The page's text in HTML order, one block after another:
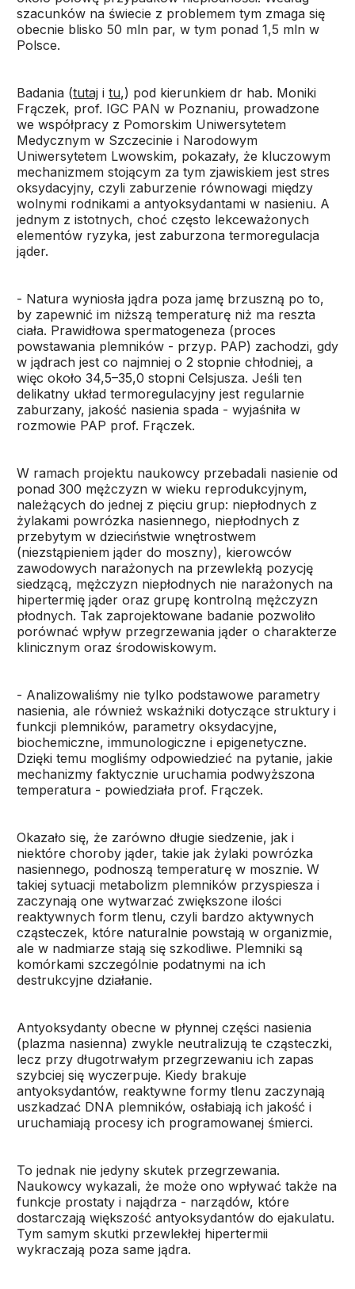
szacunków na świecie z problemem tym zmaga się
obecnie blisko 50 mln par, w tym ponad 1,5 mln w
Polsce.
Badania (tutaj i tu,) pod kierunkiem dr hab. Moniki
Frączek, prof. IGC PAN w Poznaniu, prowadzone
we współpracy z Pomorskim Uniwersytetem
Medycznym w Szczecinie i Narodowym
Uniwersytetem Lwowskim, pokazały, że kluczowym
mechanizmem stojącym za tym zjawiskiem jest stres
oksydacyjny, czyli zaburzenie równowagi między
wolnymi rodnikami a antyoksydantami w nasieniu. A
jednym z istotnych, choć często lekceważonych
elementów ryzyka, jest zaburzona termoregulacja
jąder.
- Natura wyniosła jądra poza jamę brzuszną po to,
by zapewnić im niższą temperaturę niż ma reszta
ciała. Prawidłowa spermatogeneza (proces
powstawania plemników - przyp. PAP) zachodzi, gdy
w jądrach jest co najmniej o 2 stopnie chłodniej, a
więc około 34,5–35,0 stopni Celsjusza. Jeśli ten
delikatny układ termoregulacyjny jest regularnie
zaburzany, jakość nasienia spada - wyjaśniła w
rozmowie PAP prof. Frączek.
W ramach projektu naukowcy przebadali nasienie od
ponad 300 mężczyzn w wieku reprodukcyjnym,
należących do jednej z pięciu grup: niepłodnych z
żylakami powrózka nasiennego, niepłodnych z
przebytym w dzieciństwie wnętrostwem
(niezstąpieniem jąder do moszny), kierowców
zawodowych narażonych na przewlekłą pozycję
siedzącą, mężczyzn niepłodnych nie narażonych na
hipertermię jąder oraz grupę kontrolną mężczyzn
płodnych. Tak zaprojektowane badanie pozwoliło
porównać wpływ przegrzewania jąder o charakterze
klinicznym oraz środowiskowym.
- Analizowaliśmy nie tylko podstawowe parametry
nasienia, ale również wskaźniki dotyczące struktury i
funkcji plemników, parametry oksydacyjne,
biochemiczne, immunologiczne i epigenetyczne.
Dzięki temu mogliśmy odpowiedzieć na pytanie, jakie
mechanizmy faktycznie uruchamia podwyższona
temperatura - powiedziała prof. Frączek.
Okazało się, że zarówno długie siedzenie, jak i
niektóre choroby jąder, takie jak żylaki powrózka
nasiennego, podnoszą temperaturę w mosznie. W
takiej sytuacji metabolizm plemników przyspiesza i
zaczynają one wytwarzać zwiększone ilości
reaktywnych form tlenu, czyli bardzo aktywnych
cząsteczek, które naturalnie powstają w organizmie,
ale w nadmiarze stają się szkodliwe. Plemniki są
komórkami szczególnie podatnymi na ich
destrukcyjne działanie.
Antyoksydanty obecne w płynnej części nasienia
(plazma nasienna) zwykle neutralizują te cząsteczki,
lecz przy długotrwałym przegrzewaniu ich zapas
szybciej się wyczerpuje. Kiedy brakuje
antyoksydantów, reaktywne formy tlenu zaczynają
uszkadzać DNA plemników, osłabiają ich jakość i
uruchamiają procesy ich programowanej śmierci.
To jednak nie jedyny skutek przegrzewania.
Naukowcy wykazali, że może ono wpływać także na
funkcje prostaty i najądrza - narządów, które
dostarczają większość antyoksydantów do ejakulatu.
Tym samym skutki przewlekłej hipertermii
wykraczają poza same jądra.